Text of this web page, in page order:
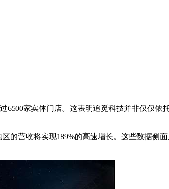
家实体门店。这表明追觅科技并非仅仅依
的营收将实现189%的高速增长。这些数据侧